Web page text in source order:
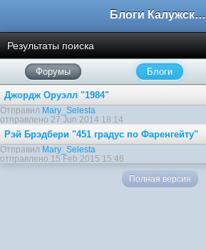
Блоги Калужского перекрестка
Результаты поиска
Форумы Блоги
Джордж Оруэлл "1984"
Отправил Mary_Selesta
отправлено 27 Jun 2014 18:14
Рэй Брэдбери "451 градус по Фаренгейту"
Отправил Mary_Selesta
отправлено 15 Feb 2015 15:46
Полная версия